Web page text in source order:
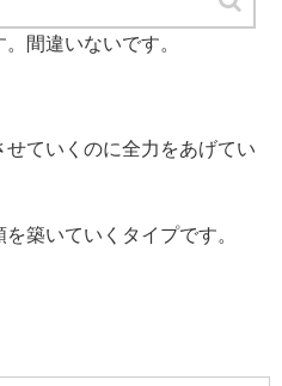
間違いないです。
ていくのに全力をあげてい
築いていくタイプです。